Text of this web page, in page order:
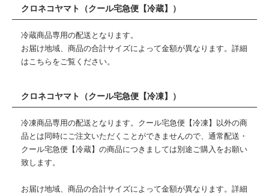
クロネコヤマト（クール宅急便【冷蔵】）
冷蔵商品専用の配送となります。
お届け地域、商品の合計サイズによって金額が異なります。詳細
はこちら をご覧ください。
クロネコヤマト（クール宅急便【冷凍】）
冷凍商品専用の配送となります。クール宅急便【冷凍】以外の商
品とは同時にご注文いただくことができませんので、通常配送・
クール宅急便【冷蔵】の商品につきましては別途ご購入をお願い
致します。
お届け地域、商品の合計サイズによって金額が異なります。詳細